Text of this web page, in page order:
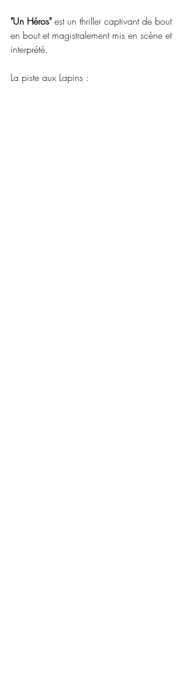
"Un Héros" est un thriller captivant de bout
en bout et magistralement mis en scène et
interprété.
La piste aux Lapins :